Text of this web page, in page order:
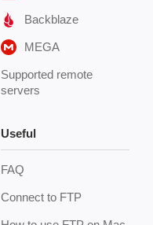
Backblaze
MEGA
Supported remote
servers
Useful
FAQ
Connect to FTP